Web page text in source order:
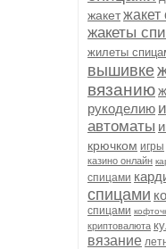
жакетжакет
жакеты
жилеты
вышивке
вязанию
рукоделию
автоматы
крючком игры
казино онлайн
спицами
спицами
спицами
криптовалюта
вязание